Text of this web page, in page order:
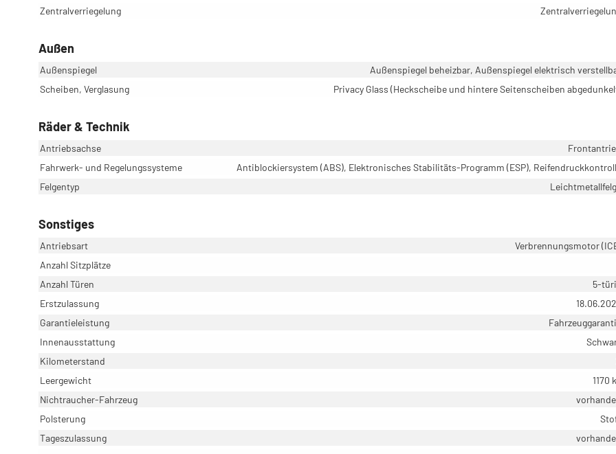
Zentralverriegelung
Außen
Außenspiegel
Außenspiegel beheizbar, Außenspiegel elektrisch
Scheiben, Verglasung
Privacy Glass (Heckscheibe und hintere Seitenscheiben
Räder & Technik
Antriebsachse
Fahrwerk- und Regelungssysteme
Antiblockiersystem (ABS), Elektronisches Stabilitäts-Programm (ESP),
Felgentyp
Sonstiges
Antriebsart
Verbrennungsmotor
Anzahl Sitzplätze
Anzahl Türen
5-
Erstzulassung
Garantieleistung
Innenausstattung
Kilometerstand
Leergewicht
1170
Nichtraucher-Fahrzeug
Polsterung
Tageszulassung